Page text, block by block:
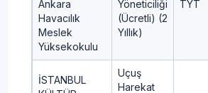
Ankara
Havacılık
Meslek
Yüksekokulu
Yöneticiliği
(Ücretli) (2
Yıllık)
TYT
İSTANBUL
Uçuş
Harekat